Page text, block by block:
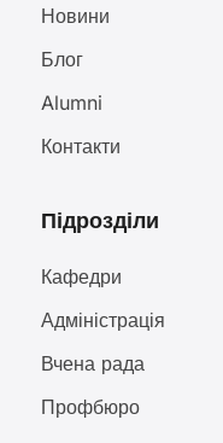
Новини
Блог
Alumni
Контакти
Підрозділи
Кафедри
Адміністрація
Вчена рада
Профбюро